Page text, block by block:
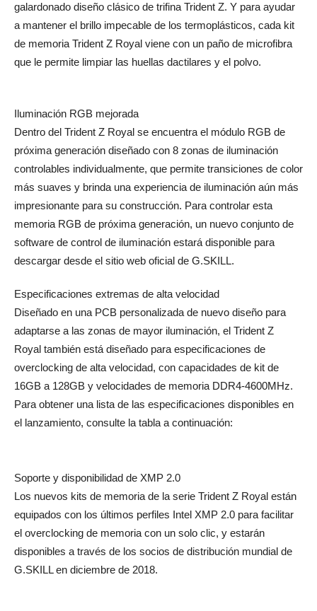
galardonado diseño clásico de trifina Trident Z. Y para ayudar
a mantener el brillo impecable de los termoplásticos, cada kit
de memoria Trident Z Royal viene con un paño de microfibra
que le permite limpiar las huellas dactilares y el polvo.
Iluminación RGB mejorada
Dentro del Trident Z Royal se encuentra el módulo RGB de
próxima generación diseñado con 8 zonas de iluminación
controlables individualmente, que permite transiciones de color
más suaves y brinda una experiencia de iluminación aún más
impresionante para su construcción. Para controlar esta
memoria RGB de próxima generación, un nuevo conjunto de
software de control de iluminación estará disponible para
descargar desde el sitio web oficial de G.SKILL.
Especificaciones extremas de alta velocidad
Diseñado en una PCB personalizada de nuevo diseño para
adaptarse a las zonas de mayor iluminación, el Trident Z
Royal también está diseñado para especificaciones de
overclocking de alta velocidad, con capacidades de kit de
16GB a 128GB y velocidades de memoria DDR4-4600MHz.
Para obtener una lista de las especificaciones disponibles en
el lanzamiento, consulte la tabla a continuación:
Soporte y disponibilidad de XMP 2.0
Los nuevos kits de memoria de la serie Trident Z Royal están
equipados con los últimos perfiles Intel XMP 2.0 para facilitar
el overclocking de memoria con un solo clic, y estarán
disponibles a través de los socios de distribución mundial de
G.SKILL en diciembre de 2018.